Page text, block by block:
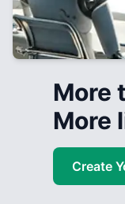
More
More
Create